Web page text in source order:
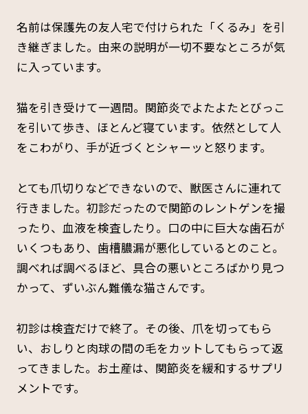
名前は保護先の友人宅で付けられた「くるみ」を引
き継ぎました。由来の説明が一切不要なところが気
に入っています。
猫を引き受けて一週間。関節炎でよたよたとびっこ
を引いて歩き、ほとんど寝ています。依然として人
をこわがり、手が近づくとシャーッと怒ります。
とても爪切りなどできないので、獣医さんに連れて
行きました。初診だったので関節のレントゲンを撮
ったり、血液を検査したり。口の中に巨大な歯石が
いくつもあり、歯槽膿漏が悪化しているとのこと。
調べれば調べるほど、具合の悪いところばかり見つ
かって、ずいぶん難儀な猫さんです。
初診は検査だけで終了。その後、爪を切ってもら
い、おしりと肉球の間の毛をカットしてもらって返
ってきました。お土産は、関節炎を緩和するサプリ
メントです。